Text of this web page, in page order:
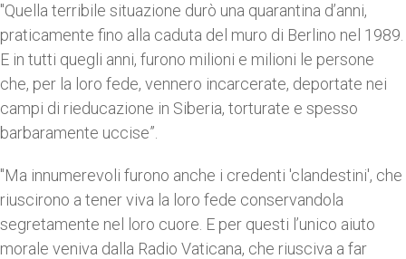
"Quella terribile situazione durò una quarantina d’anni,
praticamente fino alla caduta del muro di Berlino nel 1989.
E in tutti quegli anni, furono milioni e milioni le persone
che, per la loro fede, vennero incarcerate, deportate nei
campi di rieducazione in Siberia, torturate e spesso
barbaramente uccise”.
"Ma innumerevoli furono anche i credenti 'clandestini', che
riuscirono a tener viva la loro fede conservandola
segretamente nel loro cuore. E per questi l’unico aiuto
morale veniva dalla Radio Vaticana, che riusciva a far